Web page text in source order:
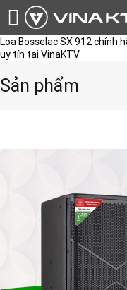
Loa Bosselac SX 912 chính
uy tín tại VinaKTV
Sản phẩm